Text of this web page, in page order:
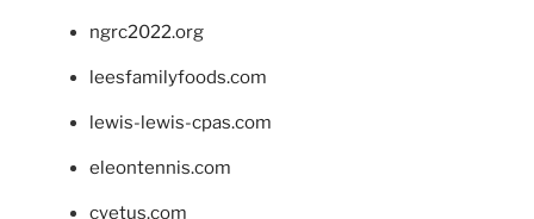
ngrc2022.org
leesfamilyfoods.com
lewis-lewis-cpas.com
eleontennis.com
cyetus.com